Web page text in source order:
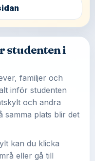
studenten i
familjer och
inför studenten
och andra
samma plats blir det
kan du klicka
eller gå till